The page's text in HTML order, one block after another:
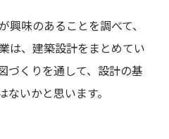
興味のあることを調べて、
は、建築設計をまとめてい
づくりを通して、設計の基
いかと思います。